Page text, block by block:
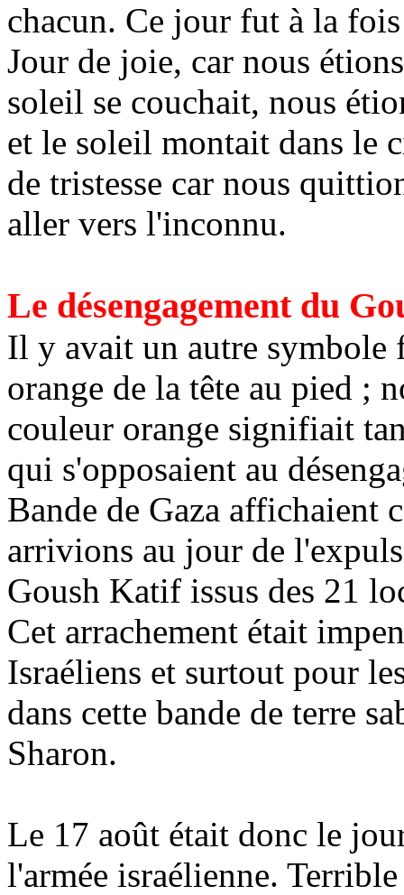
chacun. Ce jour fut à la
Jour de joie, car nous
soleil se couchait, nous
et le soleil montait dans le
de tristesse car nous
aller vers l'inconnu.
Le désengagement du
Il y avait un autre symbole
orange de la tête au pied ;
couleur orange signifiait
qui s'opposaient au
Bande de Gaza affichaient
arrivions au jour de
Goush Katif issus des 21
Cet arrachement était
Israéliens et surtout pour
dans cette bande de terre
Sharon.
Le 17 août était donc le
l'armée israélienne.